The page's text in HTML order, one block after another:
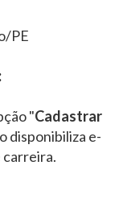
PE
"Cadastrar
disponibiliza e-
carreira.